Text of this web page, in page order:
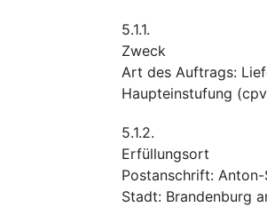
5.1.1.
Zweck
Art des Auftrags:
Haupteinstufung (cpv
5.1.2.
Erfüllungsort
Postanschrift:
Stadt: Brandenburg